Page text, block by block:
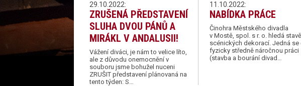
29.10.2022:
ZRUŠENÁ PŘEDSTAVENÍ
SLUHA DVOU PÁNŮ A
MIRÁKL V ANDALUSII!
Vážení diváci, je nám to velice líto,
ale z důvodu onemocnění v
souboru jsme bohužel nuceni
ZRUŠIT představení plánovaná na
tento týden: S…
11.10.2022:
NABÍDKA PRÁCE
Činohra Městského divadla
v Mostě, spol. s r. o. hledá
scénických dekorací. Jedná se
fyzicky středně náročnou práci
(stavba a bourání divad…